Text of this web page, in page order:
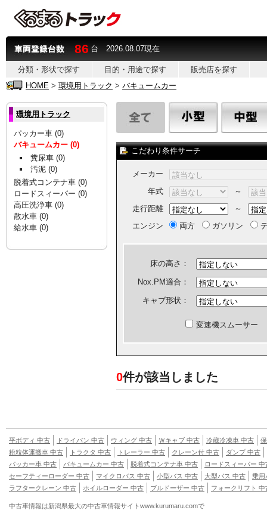
86 台 2026.08.07現在
分類・形状で探す 目的・用途で探す
販売店を探す
HOME > 環境用トラック > バキュームカー
環境用トラック
パッカー車 (0)
バキュームカー (0)
糞尿車 (0)
汚泥 (0)
脱着式コンテナ車 (0)
ロードスィーパー (0)
高圧洗浄車 (0)
散水車 (0)
給水車 (0)
こだわり条件サーチ
メーカー
年式
～
走行距離
～
エンジン
両方 ガソリン
床の高さ：
Nox.PM適合：
キャブ形状：
変速機スムーサー
0件が該当しました
平ボディ 中古 ドライバン 中古 ウィング 中古 Ｗキャブ 中古 冷蔵冷凍車 中古
粉粒体運搬車 中古
トラクタ 中古 トレーラー 中古 クレーン付 中古
ダンプ 中古
パッカー車 中古
バキュームカー 中古 脱着式コンテナ車 中古
ロードスィーパー 中
セーフティーローダー 中古
マイクロバス 中古 小型バス 中古 大型バス 中古
乗用
ラフタークレーン 中古
ホイルローダー 中古 ブルドーザー 中古 フォークリフト 中
中古車情報は新潟県最大の中古車情報サイトwww.kurumaru.comで